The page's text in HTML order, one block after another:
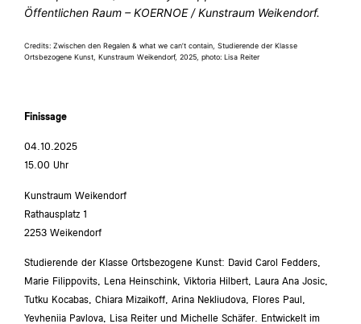
Öffentlichen Raum – KOERNOE / Kunstraum Weikendorf.
Credits: Zwischen den Regalen & what we can’t contain, Studierende der Klasse
Ortsbezogene Kunst, Kunstraum Weikendorf, 2025, photo: Lisa Reiter
Finissage
04.10.2025
15.00 Uhr
Kunstraum Weikendorf
Rathausplatz 1
2253 Weikendorf
Studierende der Klasse Ortsbezogene Kunst: David Carol Fedders,
Marie Filippovits, Lena Heinschink, Viktoria Hilbert, Laura Ana Josic,
Tutku Kocabas, Chiara Mizaikoff, Arina Nekliudova, Flores Paul,
Yevheniia Pavlova, Lisa Reiter und Michelle Schäfer. Entwickelt im